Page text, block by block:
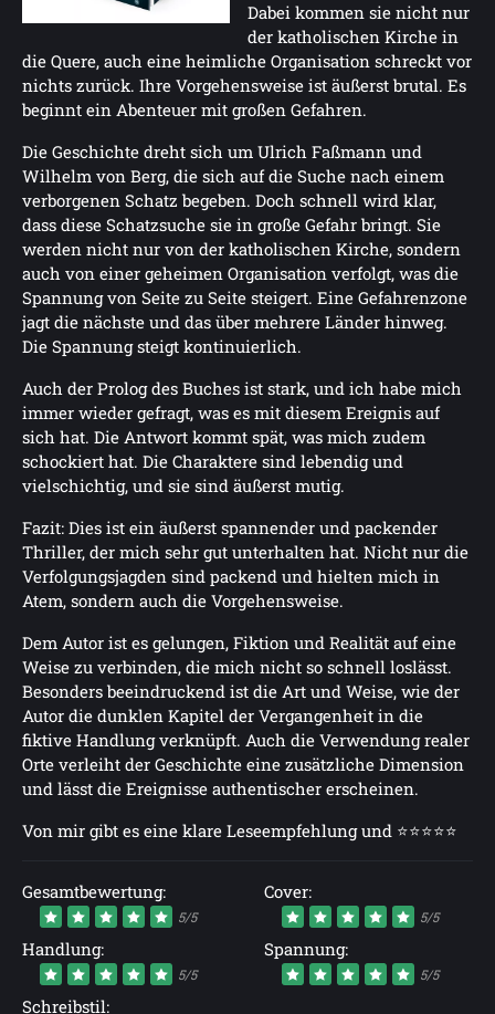
Dabei kommen sie nicht nur
der katholischen Kirche in
die Quere, auch eine heimliche Organisation schreckt vor
nichts zurück. Ihre Vorgehensweise ist äußerst brutal. Es
beginnt ein Abenteuer mit großen Gefahren.
Die Geschichte dreht sich um Ulrich Faßmann und
Wilhelm von Berg, die sich auf die Suche nach einem
verborgenen Schatz begeben. Doch schnell wird klar,
dass diese Schatzsuche sie in große Gefahr bringt. Sie
werden nicht nur von der katholischen Kirche, sondern
auch von einer geheimen Organisation verfolgt, was die
Spannung von Seite zu Seite steigert. Eine Gefahrenzone
jagt die nächste und das über mehrere Länder hinweg.
Die Spannung steigt kontinuierlich.
Auch der Prolog des Buches ist stark, und ich habe mich
immer wieder gefragt, was es mit diesem Ereignis auf
sich hat. Die Antwort kommt spät, was mich zudem
schockiert hat. Die Charaktere sind lebendig und
vielschichtig, und sie sind äußerst mutig.
Fazit: Dies ist ein äußerst spannender und packender
Thriller, der mich sehr gut unterhalten hat. Nicht nur die
Verfolgungsjagden sind packend und hielten mich in
Atem, sondern auch die Vorgehensweise.
Dem Autor ist es gelungen, Fiktion und Realität auf eine
Weise zu verbinden, die mich nicht so schnell loslässt.
Besonders beeindruckend ist die Art und Weise, wie der
Autor die dunklen Kapitel der Vergangenheit in die
fiktive Handlung verknüpft. Auch die Verwendung realer
Orte verleiht der Geschichte eine zusätzliche Dimension
und lässt die Ereignisse authentischer erscheinen.
Von mir gibt es eine klare Leseempfehlung und ⭐⭐⭐⭐⭐
Gesamtbewertung:
5/5
Cover:
5/5
Handlung:
5/5
Spannung:
5/5
Schreibstil: